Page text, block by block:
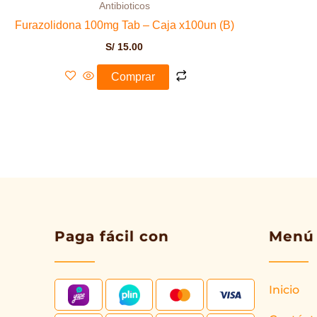
Antibioticos
Furazolidona 100mg Tab – Caja x100un (B)
S/ 15.00
Comprar
Paga fácil con Menú
Inicio